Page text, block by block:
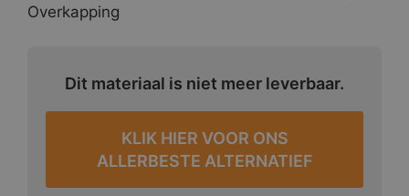
Overkapping
Dit materiaal is niet meer leverbaar.
KLIK HIER VOOR ONS
ALLERBESTE ALTERNATIEF